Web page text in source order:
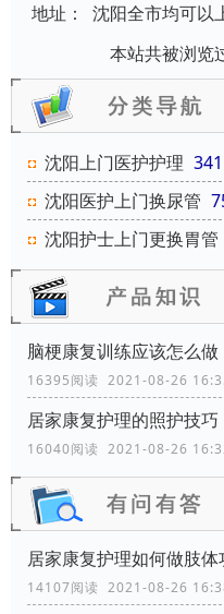
地址：
沈阳全市均可以
本站共被浏览
沈阳上门医护护理 341
沈阳医护上门换尿管
沈阳护士上门更换胃管
脑梗康复训练应该怎么做
16395阅读 2021-08-26
居家康复护理的照护技巧
16040阅读 2021-08-26
居家康复护理如何做肢
14107阅读 2021-08-26